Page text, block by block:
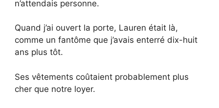
n’attendais personne.
Quand j’ai ouvert la porte, Lauren était là,
comme un fantôme que j’avais enterré dix-huit
ans plus tôt.
Ses vêtements coûtaient probablement plus
cher que notre loyer.